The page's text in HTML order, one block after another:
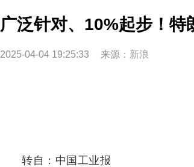
广泛针对、10%起步！特
2025-04-04 19:25:33 来源： 新浪
转自：中国工业报